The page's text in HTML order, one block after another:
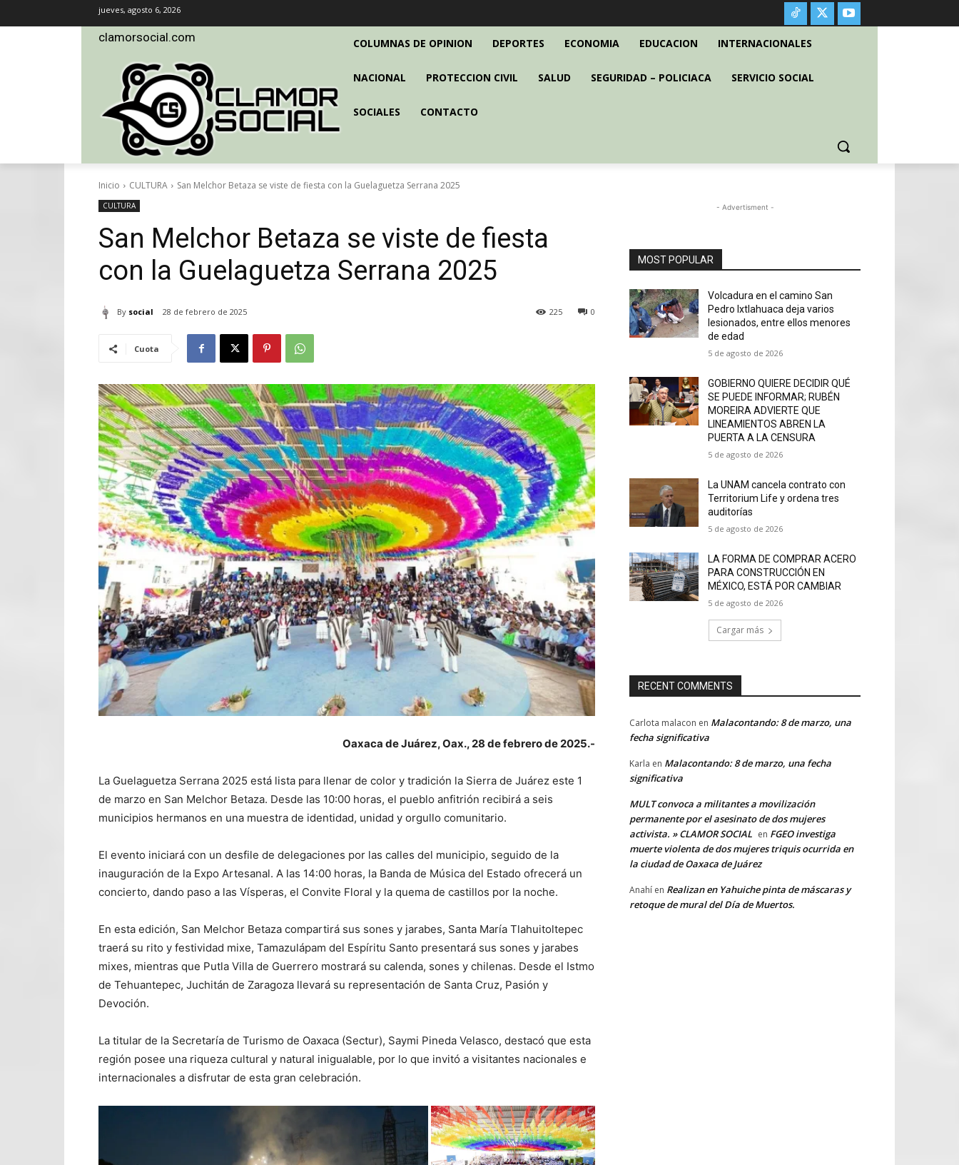
jueves, agosto 6, 2026
clamorsocial.com COLUMNAS DE OPINION DEPORTES ECONOMIA EDUCACION INTERNACIONALES
NACIONAL PROTECCION CIVIL SALUD SEGURIDAD – POLICIACA SERVICIO SOCIAL
SOCIALES CONTACTO
Inicio CULTURA San Melchor Betaza se viste de fiesta con la Guelaguetza Serrana 2025
CULTURA
San Melchor Betaza se viste de fiesta
con la Guelaguetza Serrana 2025
By social 28 de febrero de 2025 0
225
Cuota
Oaxaca de Juárez, Oax., 28 de febrero de 2025.-
La Guelaguetza Serrana 2025 está lista para llenar de color y tradición la Sierra de Juárez este 1
de marzo en San Melchor Betaza. Desde las 10:00 horas, el pueblo anfitrión recibirá a seis
municipios hermanos en una muestra de identidad, unidad y orgullo comunitario.
El evento iniciará con un desfile de delegaciones por las calles del municipio, seguido de la
inauguración de la Expo Artesanal. A las 14:00 horas, la Banda de Música del Estado ofrecerá un
concierto, dando paso a las Vísperas, el Convite Floral y la quema de castillos por la noche.
En esta edición, San Melchor Betaza compartirá sus sones y jarabes, Santa María Tlahuitoltepec
traerá su rito y festividad mixe, Tamazulápam del Espíritu Santo presentará sus sones y jarabes
mixes, mientras que Putla Villa de Guerrero mostrará su calenda, sones y chilenas. Desde el Istmo
de Tehuantepec, Juchitán de Zaragoza llevará su representación de Santa Cruz, Pasión y
Devoción.
La titular de la Secretaría de Turismo de Oaxaca (Sectur), Saymi Pineda Velasco, destacó que esta
región posee una riqueza cultural y natural inigualable, por lo que invitó a visitantes nacionales e
internacionales a disfrutar de esta gran celebración.
- Advertisment -
MOST POPULAR
Volcadura en el camino San
Pedro Ixtlahuaca deja varios
lesionados, entre ellos menores
de edad
5 de agosto de 2026
GOBIERNO QUIERE DECIDIR QUÉ
SE PUEDE INFORMAR; RUBÉN
MOREIRA ADVIERTE QUE
LINEAMIENTOS ABREN LA
PUERTA A LA CENSURA
5 de agosto de 2026
La UNAM cancela contrato con
Territorium Life y ordena tres
auditorías
5 de agosto de 2026
LA FORMA DE COMPRAR ACERO
PARA CONSTRUCCIÓN EN
MÉXICO, ESTÁ POR CAMBIAR
5 de agosto de 2026
Cargar más
RECENT COMMENTS
Carlota malacon en Malacontando: 8 de marzo, una
fecha significativa
Karla en Malacontando: 8 de marzo, una fecha
significativa
MULT convoca a militantes a movilización
permanente por el asesinato de dos mujeres
activista. » CLAMOR SOCIAL en FGEO investiga
muerte violenta de dos mujeres triquis ocurrida en
la ciudad de Oaxaca de Juárez
Anahí en Realizan en Yahuiche pinta de máscaras y
retoque de mural del Día de Muertos.